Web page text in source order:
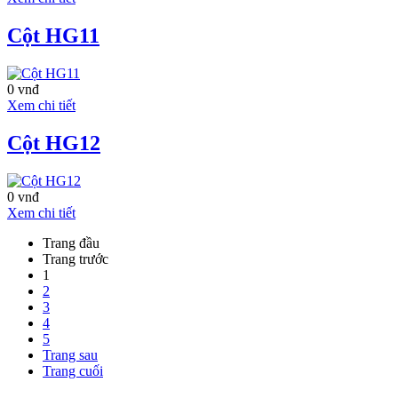
Cột HG11
0 vnđ
Xem chi tiết
Cột HG12
0 vnđ
Xem chi tiết
Trang đầu
Trang trước
1
2
3
4
5
Trang sau
Trang cuối
quận 3, đối diện
trung tâm thể thao
Dự án Căn hộ cao
Mansion cao 16
chức năng như:
Văn phòng cho
thuê, khu kinh
doanh bán lẻ và
căn hộ để ở hoặc
cho thuê.
Văn phòng cho
thuêSai Gon
Mansion
thuận lợi, nằm
ngay khu vực trung
tâm kinh doanh,
gần các khu trung
tâm thương mại, tài
chánh, hành chánh